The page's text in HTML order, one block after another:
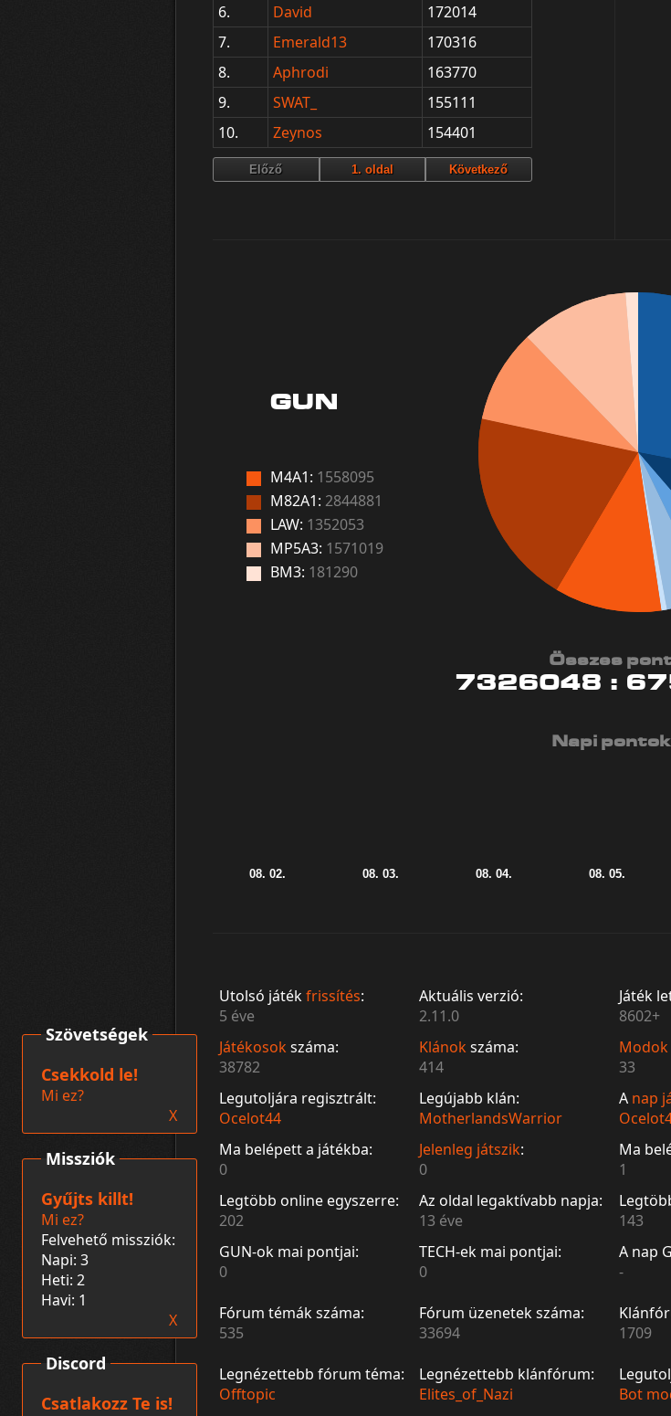
6.
David
172014
7.
Emerald13
170316
8.
Aphrodi
163770
9.
SWAT_
155111
10.
Zeynos 154401
GUN
M4A1: 1558095
M82A1: 2844881
LAW: 1352053
MP5A3: 1571019
BM3: 181290
Összes
7326048 :
Napi
Utolsó játékfrissítés:
5 éve
Aktuális verzió:
2.11.0
Játék
8602+
Játékosokszáma:
38782
Klánokszáma:
414
Modok
33
Legutoljára regisztrált:
Ocelot44
Legújabb klán:
MotherlandsWarrior
A nap
Ma belépett a játékba:
0
Jelenleg játszik:
0
Ma
1
Legtöbb online egyszerre:
202
Az oldal legaktívabb napja:
13 éve
143
GUN-ok mai pontjai:
0
TECH-ek mai pontjai:
0
A nap
-
Fórum témák száma:
535
Fórum üzenetek száma:
33694
1709
Legnézettebb fórum téma:
Offtopic
Legnézettebb klánfórum:
Elites_of_Nazi
Bot
Discord
Csatlakozz Te is!
Missziók
Gyűjts killt!
Mi ez?
Felvehető missziók:
Napi: 3
Heti: 2
Havi: 1
X
Szövetségek
Csekkold le!
Mi ez?
X